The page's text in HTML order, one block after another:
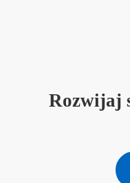
Rozwijaj